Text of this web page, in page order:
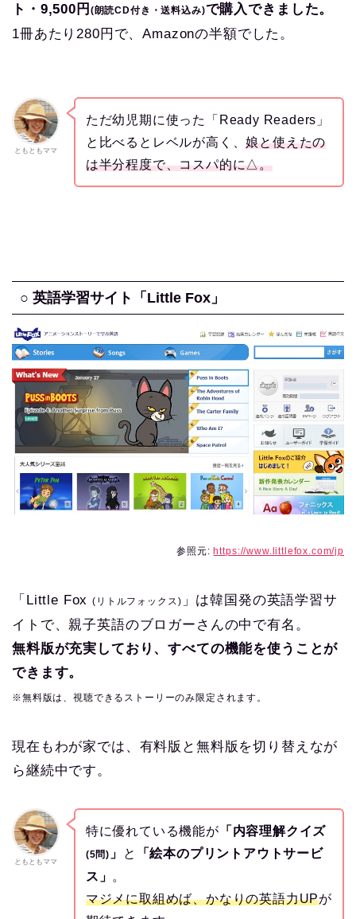
ト・9,500円 (朗読CD付き・送料込み)で購入できました。
1冊あたり280円で、Amazonの半額でした。
ともともママ
ただ幼児期に使った「Ready Readers」
と比べるとレベルが高く、娘と使えたの
は半分程度で、コスパ的に△。
○ 英語学習サイト「Little Fox」
参照元:https://www.littlefox.com/jp
「Little Fox(リトルフォックス) 」は韓国発の英語学習サ
イトで、親子英語のブロガーさんの中で有名。
無料版が充実しており、すべての機能を使うことが
できます。
※無料版は、視聴できるストーリーのみ限定されます。
現在もわが家では、有料版と無料版を切り替えなが
ら継続中です。
ともともママ
特に優れている機能が 「内容理解クイズ
(5問) 」 と
「絵本のプリントアウトサービ
ス」 。
マジメに取組めば、かなりの英語力UPが